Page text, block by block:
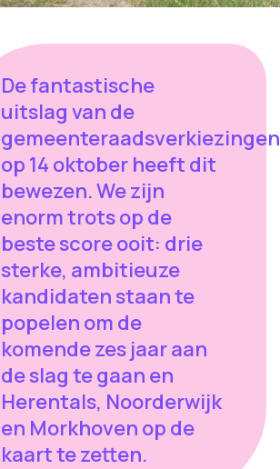
De fantastische
uitslag van de
gemeenteraadsverkiezingen
op 14 oktober heeft dit
bewezen. We zijn
enorm trots op de
beste score ooit: drie
sterke, ambitieuze
kandidaten staan te
popelen om de
komende zes jaar aan
de slag te gaan en
Herentals, Noorderwijk
en Morkhoven op de
kaart te zetten.